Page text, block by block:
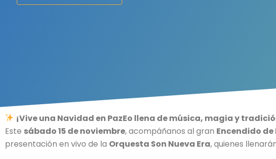
¡Vive una Navidad en PazEo llena de música, magia y
Este sábado 15 de noviembre, acompáñanos al gran Encendido
presentación en vivo de la Orquesta Son Nueva Era, quienes